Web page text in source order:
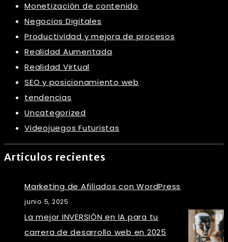
Monetización de contenido
Negocios Digitales
Productividad y mejora de procesos
Realidad Aumentada
Realidad Virtual
SEO y posicionamiento web
tendencias
Uncategorized
Videojuegos Futuristas
Articulos recientes
Marketing de Afiliados con WordPress
junio 5, 2025
La mejor INVERSIÓN en IA para tu
carrera de desarrollo web en 2025